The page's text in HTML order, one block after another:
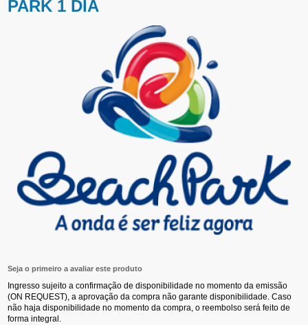
PARK 1 DIA
Seja o primeiro a avaliar este produto
Ingresso sujeito a confirmação de disponibilidade no momento da emissão
(ON REQUEST), a aprovação da compra não garante disponibilidade. Caso
não haja disponibilidade no momento da compra, o reembolso será feito de
forma integral.